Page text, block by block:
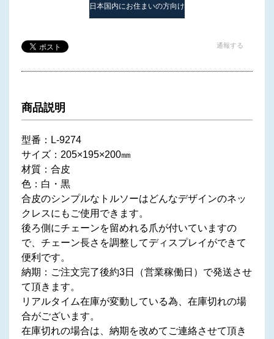
日本国内にお住まいの方向け
通報する
商品説明
型番：L-9274
サイズ：205×195×200㎜
材質：合皮
色：白・黒
合皮のシンプルなトルソーはどんなデザインのネッ
クレスにもご使用できます。
後ろ側にチェーンを留めれる爪が付いていますの
で、チェーン長さを調整してディスプレイができて
便利です。
納期：ご注文完了後約3日（営業稼働日）で発送させ
て頂きます。
リアルタイム在庫が変動している為、在庫切れの場
合がございます。
在庫切れの場合は、納期を改めてご連絡させて頂き